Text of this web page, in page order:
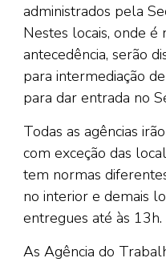
administrados pela
Nestes locais, onde é
antecedência, serão
para intermediação
para dar entrada no
Todas as agências
com exceção das
tem normas
no interior e demais
entregues até às 13h.
As Agência do